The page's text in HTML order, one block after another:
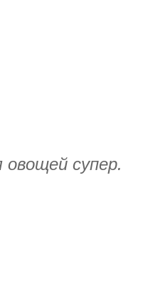
супер.